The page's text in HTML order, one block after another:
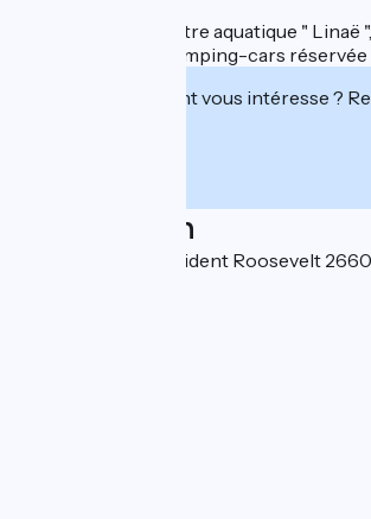
A proximité du centre aquatique "
Aire de services camping-cars réservée
Cet établissement vous intéresse ?
Localisation
56, Avenue du Président Roosevelt